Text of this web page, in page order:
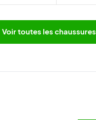
Voir toutes les chaussures